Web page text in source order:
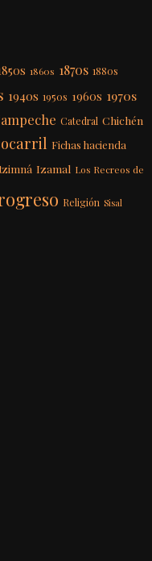
1860s 1870s 1880s
1940s 1950s 1960s 1970s
Catedral Chichén
Fichas hacienda
Izamal Los Recreos de
Religión Sisal